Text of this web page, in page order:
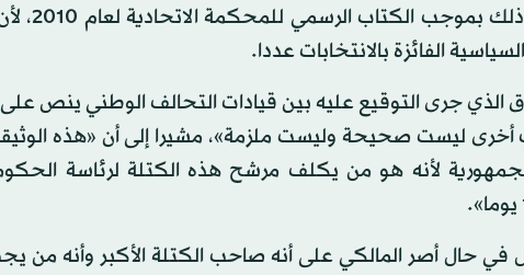
لمضمون قرار
الفائزة بالانتخابات عددا.
الذي جرى التوقيع عليه بين قيادات التحالف الوطني ينص
أخرى ليست صحيحة وليست ملزمة»، مشيرا إلى أن «هذه
لأنه هو من يكلف مرشح هذه الكتلة لرئاسة
حال أصر المالكي على أنه صاحب الكتلة الأكبر وأنه من